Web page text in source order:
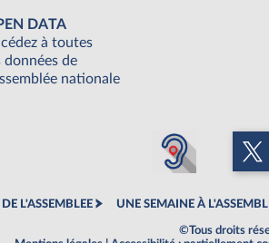
DATA
à toutes
données de
nationale
L'ASSEMBLEE UNE SEMAINE À
©Tous droits